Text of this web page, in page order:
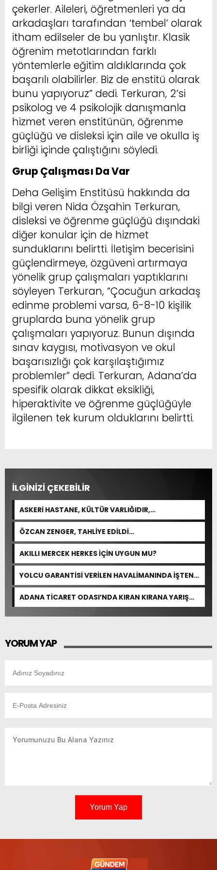
çekerler. Aileleri, öğretmenleri ya da
arkadaşları tarafından ‘tembel’ olarak
itham edilseler de bu yanlıştır. Klasik
öğrenim metotlarından farklı
yöntemlerle eğitim aldıklarında çok
başarılı olabilirler. Biz de enstitü olarak
bunu yapıyoruz” dedi. Terkuran, 2’si
psikolog ve 4 psikolojik danışmanla
hizmet veren enstitünün, öğrenme
güçlüğü ve disleksi için aile ve okulla iş
birliği içinde çalıştığını söyledi.
Grup Çalışması Da Var
Deha Gelişim Enstitüsü hakkında da
bilgi veren Nida Özşahin Terkuran,
disleksi ve öğrenme güçlüğü dışındaki
diğer konular için de hizmet
sunduklarını belirtti. İletişim becerisini
güçlendirmeye, özgüveni artırmaya
yönelik grup çalışmaları yaptıklarını
söyleyen Terkuran, “Çocuğun arkadaş
edinme problemi varsa, 6-8-10 kişilik
gruplarda buna yönelik grup
çalışmaları yapıyoruz. Bunun dışında
sınav kaygısı, motivasyon ve okul
başarısızlığı çok karşılaştığımız
problemler” dedi. Terkuran, Adana’da
spesifik olarak dikkat eksikliği,
hiperaktivite ve öğrenme güçlüğüyle
ilgilenen tek kurum olduklarını belirtti.
İLGİNİZİ ÇEKEBİLİR
ASKERİ HASTANE, KÜLTÜR VARLIĞIDIR,
ÖZELLEŞTİRİLEMEZ!
ÖZCAN ZENGER, TAHLİYE EDİLDİ…
AKILLI MERCEK HERKES İÇİN UYGUN MU?
YOLCU GARANTİSİ VERİLEN HAVALİMANINDA İŞTEN
ÇIKARMA VAR
ADANA TİCARET ODASI’NDA KIRAN KIRANA YARIŞ
BEKLENİYOR
YORUM YAP
Yorum Yap